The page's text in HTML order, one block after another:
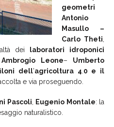
geometri
Antonio
Masullo
–
Carlo Theti
dei
laboratori
idroponici
Ambrogio Leone– Umberto
dell’agricoltura 4 0 e
il
e via proseguendo.
Pascoli Eugenio Montale: la
naturalistico.